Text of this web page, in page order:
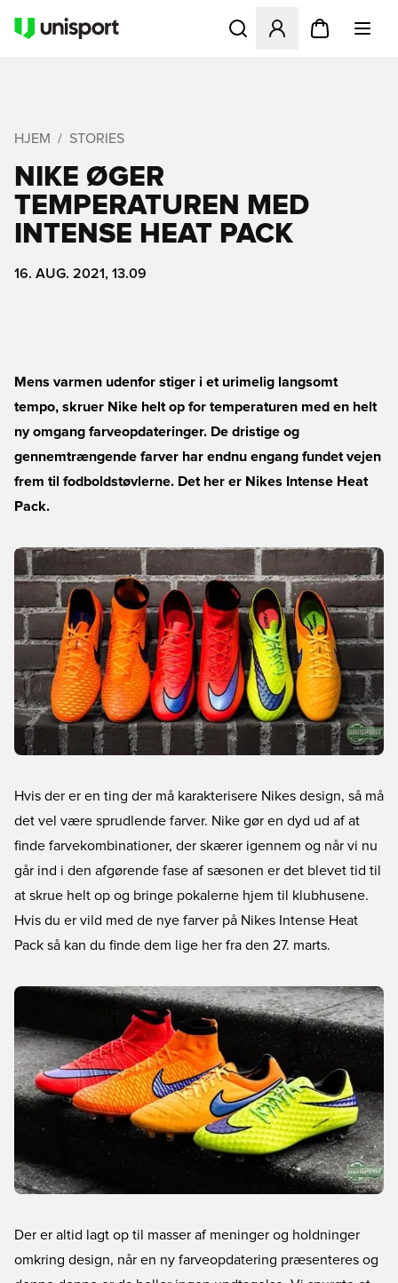
Åbner en Modal til at
HJEM STORIES
NIKE ØGER
TEMPERATUREN MED
INTENSE HEAT PACK
16. AUG. 2021, 13.09
Mens varmen udenfor stiger i et urimelig langsomt
tempo, skruer Nike helt op for temperaturen med en helt
ny omgang farveopdateringer. De dristige og
gennemtrængende farver har endnu engang fundet vejen
frem til fodboldstøvlerne. Det her er Nikes Intense Heat
Pack.
Hvis der er en ting der må karakterisere Nikes design, så må
det vel være sprudlende farver. Nike gør en dyd ud af at
finde farvekombinationer, der skærer igennem og når vi nu
går ind i den afgørende fase af sæsonen er det blevet tid til
at skrue helt op og bringe pokalerne hjem til klubhusene.
Hvis du er vild med de nye farver på Nikes Intense Heat
Pack så kan du finde dem lige her fra den 27. marts.
Der er altid lagt op til masser af meninger og holdninger
omkring design, når en ny farveopdatering præsenteres og